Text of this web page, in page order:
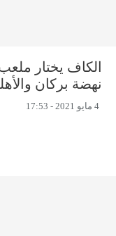
الكاف يختار
نهضة بركان
4 مايو 2021 - 17:53